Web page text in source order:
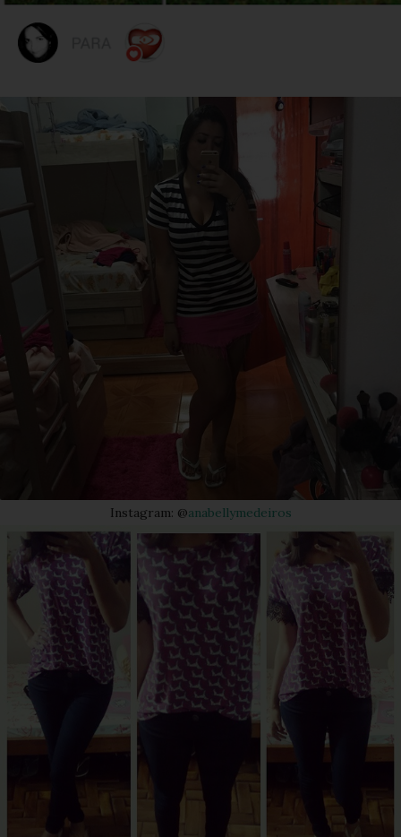
Instagram: @anabellymedeiros